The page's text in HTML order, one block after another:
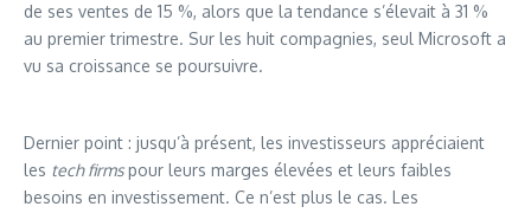
de ses ventes de 15 %, alors que la tendance s’élevait à 31 %
au premier trimestre. Sur les huit compagnies, seul Microsoft a
vu sa croissance se poursuivre.
Dernier point : jusqu’à présent, les investisseurs appréciaient
les tech firmspour leurs marges élevées et leurs faibles
besoins en investissement. Ce n’est plus le cas. Les